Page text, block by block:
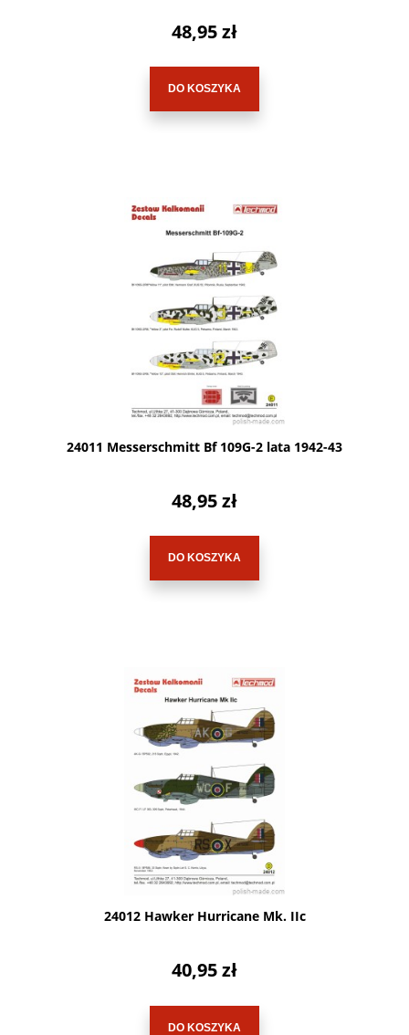
48,95 zł
DO KOSZYKA
24011 Messerschmitt Bf 109G-2 lata 1942-43
48,95 zł
DO KOSZYKA
24012 Hawker Hurricane Mk. IIc
40,95 zł
DO KOSZYKA